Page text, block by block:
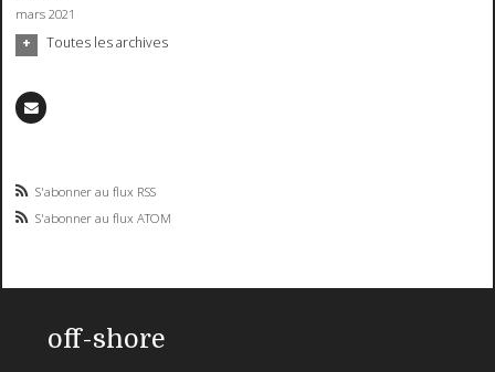
mars 2021
Toutes les archives
S'abonner au flux RSS
S'abonner au flux ATOM
off-shore